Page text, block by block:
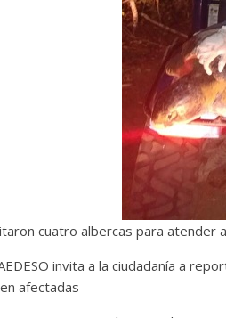
cuatro albercas para atender
invita a la ciudadanía a
afectadas